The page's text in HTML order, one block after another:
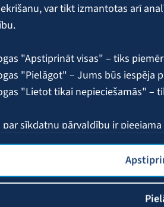
var tikt izmantotas arī
"Apstiprināt visas" – tiks
"Pielāgot" – Jums būs iespēja
"Lietot tikai nepieciešamās" –
sīkdatņu pārvaldību ir pieejama
iela 25, Rīga, LV-1013, Latvija.